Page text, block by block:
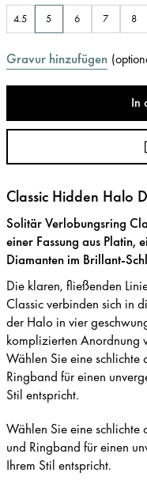
4.5 5 6 7 8
Gravur hinzufügen (
In
Classic Hidden Halo
Solitär Verlobungsring
einer Fassung aus Platin,
Diamanten im Brillant-
Die klaren, fließenden
Classic verbinden sich in
der Halo in vier
komplizierten Anordnung
Wählen Sie eine schlichte
Ringband für einen
Stil entspricht.
Wählen Sie eine schlichte
und Ringband für einen
Ihrem Stil entspricht.